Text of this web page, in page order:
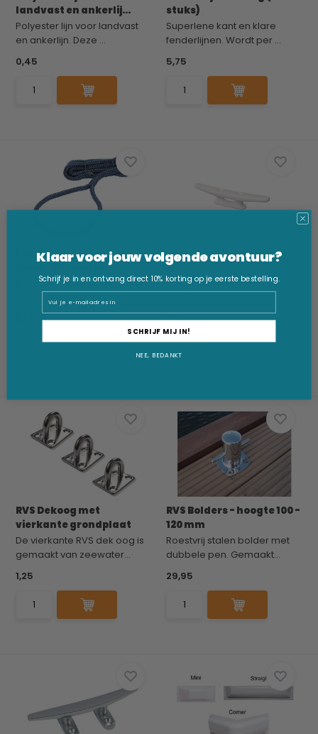
landvast en ankerlij...
Polyester lijn voor landvast
en ankerlijn. Deze ...
0,45
stuks)
Superlene kant en klare
fenderlijnen. Wordt per ...
5,75
Fenderlijn - Kant-en-
klaar - Polyester -...
Polyester fenderlijnen. Kleur:
blauw. Leverbaar...
Kunststof boot kikkers
Kunststof kikkers. Gemaakt
van glasvezel verster...
1,50
RVS Dekoog met
vierkante grondplaat
De vierkante RVS dek oog is
gemaakt van zeewater...
1,25
RVS Bolders - hoogte 100 -
120 mm
Roestvrij stalen bolder met
dubbele pen. Gemaakt...
29,95
Klaar voor jouw volgende avontuur?
Schrijf je in en ontvang direct 10% korting op je eerste bestelling.
SCHRIJF MIJ IN!
NEE, BEDANKT